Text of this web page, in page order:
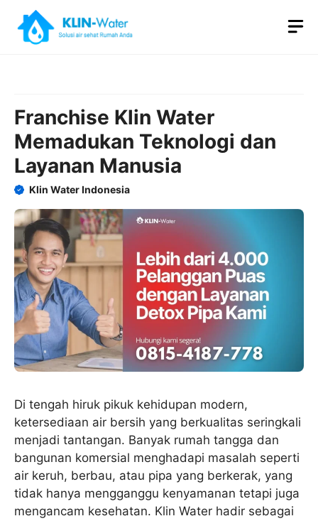
content
Franchise Klin Water
Memadukan Teknologi dan
Layanan Manusia
Klin Water Indonesia
Di tengah hiruk pikuk kehidupan modern,
ketersediaan air bersih yang berkualitas seringkali
menjadi tantangan. Banyak rumah tangga dan
bangunan komersial menghadapi masalah seperti
air keruh, berbau, atau pipa yang berkerak, yang
tidak hanya mengganggu kenyamanan tetapi juga
mengancam kesehatan. Klin Water hadir sebagai